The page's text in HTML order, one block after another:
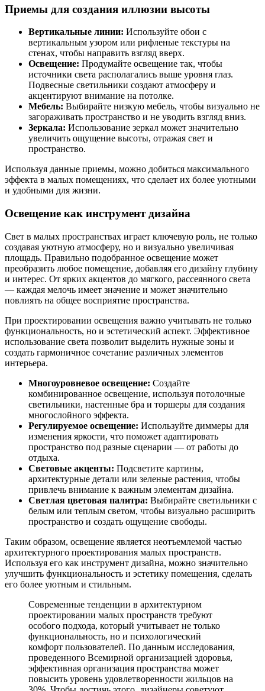
Приемы для создания иллюзии высоты
Вертикальные линии: Используйте обои с
вертикальным узором или рифленые текстуры на
стенах, чтобы направить взгляд вверх.
Освещение: Продумайте освещение так, чтобы
источники света располагались выше уровня глаз.
Подвесные светильники создают атмосферу и
акцентируют внимание на потолке.
Мебель: Выбирайте низкую мебель, чтобы визуально не
загораживать пространство и не уводить взгляд вниз.
Зеркала: Использование зеркал может значительно
увеличить ощущение высоты, отражая свет и
пространство.
Используя данные приемы, можно добиться максимального
эффекта в малых помещениях, что сделает их более уютными
и удобными для жизни.
Освещение как инструмент дизайна
Свет в малых пространствах играет ключевую роль, не только
создавая уютную атмосферу, но и визуально увеличивая
площадь. Правильно подобранное освещение может
преобразить любое помещение, добавляя его дизайну глубину
и интерес. От ярких акцентов до мягкого, рассеянного света
— каждая мелочь имеет значение и может значительно
повлиять на общее восприятие пространства.
При проектировании освещения важно учитывать не только
функциональность, но и эстетический аспект. Эффективное
использование света позволит выделить нужные зоны и
создать гармоничное сочетание различных элементов
интерьера.
Многоуровневое освещение: Создайте
комбинированное освещение, используя потолочные
светильники, настенные бра и торшеры для создания
многослойного эффекта.
Регулируемое освещение: Используйте диммеры для
изменения яркости, что поможет адаптировать
пространство под разные сценарии — от работы до
отдыха.
Световые акценты: Подсветите картины,
архитектурные детали или зеленые растения, чтобы
привлечь внимание к важным элементам дизайна.
Светлая цветовая палитра: Выбирайте светильники с
белым или теплым светом, чтобы визуально расширить
пространство и создать ощущение свободы.
Таким образом, освещение является неотъемлемой частью
архитектурного проектирования малых пространств.
Используя его как инструмент дизайна, можно значительно
улучшить функциональность и эстетику помещения, сделать
его более уютным и стильным.
Современные тенденции в архитектурном
проектировании малых пространств требуют
особого подхода, который учитывает не только
функциональность, но и психологический
комфорт пользователей. По данным исследования,
проведенного Всемирной организацией здоровья,
эффективная организация пространства может
повысить уровень удовлетворенности жильцов на